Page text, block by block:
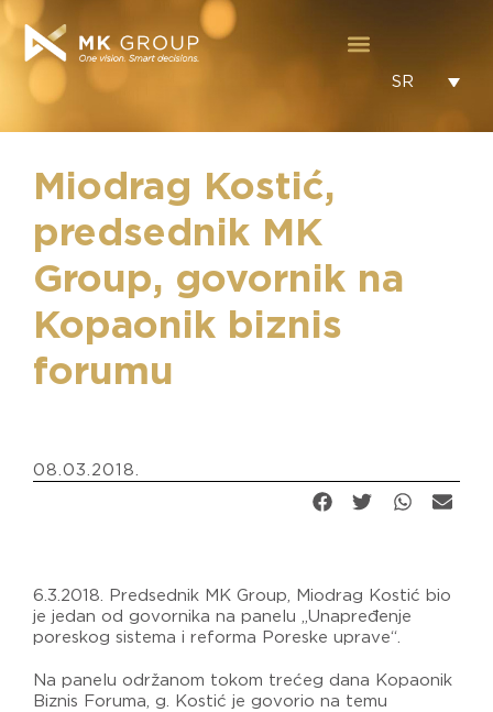
SR
Miodrag Kostić,
predsednik MK
Group, govornik na
Kopaonik biznis
forumu
08.03.2018.
6.3.2018. Predsednik MK Group, Miodrag Kostić bio
je jedan od govornika na panelu „Unapređenje
poreskog sistema i reforma Poreske uprave“.
Na panelu održanom tokom trećeg dana Kopaonik
Biznis Foruma, g. Kostić je govorio na temu